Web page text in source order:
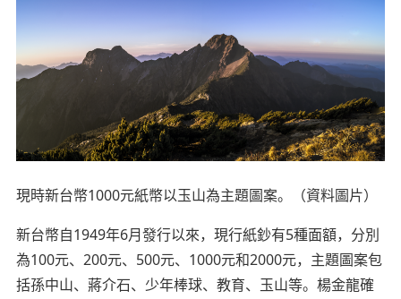
現時新台幣1000元紙幣以玉山為主題圖案。（資料圖片）
新台幣自1949年6月發行以來，現行紙鈔有5種面額，分別
為100元、200元、500元、1000元和2000元，主題圖案包
括孫中山、蔣介石、少年棒球、教育、玉山等。楊金龍確